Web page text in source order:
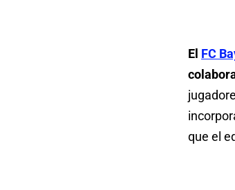
El FC
que el